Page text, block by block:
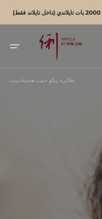
إلى
بيت/طائرة بيكو جيت هجينة